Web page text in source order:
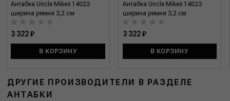
Антабка Uncle Mikes 14023
ширина ремня 3,2 см
3 322 ₽
В КОРЗИНУ
Антабка Uncle Mikes 14023
ширина ремня 3,2 см
3 322 ₽
В КОРЗИНУ
ДРУГИЕ ПРОИЗВОДИТЕЛИ В РАЗДЕЛЕ
АНТАБКИ